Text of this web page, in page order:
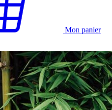
Mon panier